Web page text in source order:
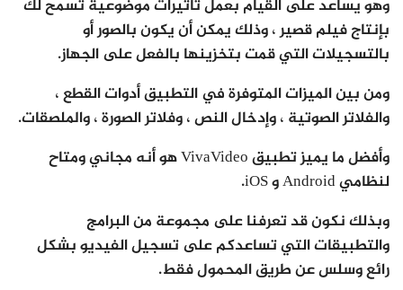
وهو يساعد على القيام بعمل تأثيرات موضوعية تسمح لك
بإنتاج فيلم قصير ، وذلك يمكن أن يكون بالصور أو
بالتسجيلات التي قمت بتخزينها بالفعل على الجهاز.
ومن بين الميزات المتوفرة في التطبيق أدوات القطع ،
والفلاتر الصوتية ، وإدخال النص ، وفلاتر الصورة ، والملصقات.
وأفضل ما يميز تطبيق VivaVideo هو أنه مجاني ومتاح
لنظامي Android و iOS.
وبذلك نكون قد تعرفنا على مجموعة من البرامج
والتطبيقات التي تساعدكم على تسجيل الفيديو بشكل
رائع وسلس عن طريق المحمول فقط.